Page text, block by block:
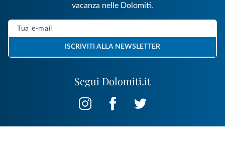
Segui Dolomiti.it
vacanza nelle Dolomiti.
ISCRIVITI ALLA NEWSLETTER